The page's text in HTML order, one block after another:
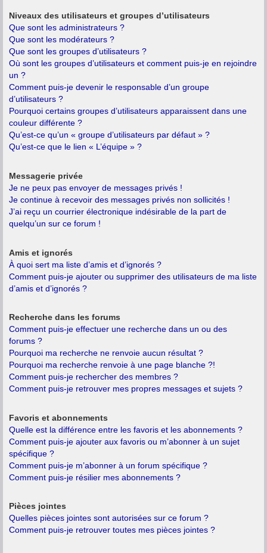
Niveaux des utilisateurs et groupes d’utilisateurs
Que sont les administrateurs ?
Que sont les modérateurs ?
Que sont les groupes d’utilisateurs ?
Où sont les groupes d’utilisateurs et comment puis-je en rejoindre
un ?
Comment puis-je devenir le responsable d’un groupe
d’utilisateurs ?
Pourquoi certains groupes d’utilisateurs apparaissent dans une
couleur différente ?
Qu’est-ce qu’un « groupe d’utilisateurs par défaut » ?
Qu’est-ce que le lien « L’équipe » ?
Messagerie privée
Je ne peux pas envoyer de messages privés !
Je continue à recevoir des messages privés non sollicités !
J’ai reçu un courrier électronique indésirable de la part de
quelqu’un sur ce forum !
Amis et ignorés
À quoi sert ma liste d’amis et d’ignorés ?
Comment puis-je ajouter ou supprimer des utilisateurs de ma liste
d’amis et d’ignorés ?
Recherche dans les forums
Comment puis-je effectuer une recherche dans un ou des
forums ?
Pourquoi ma recherche ne renvoie aucun résultat ?
Pourquoi ma recherche renvoie à une page blanche ?!
Comment puis-je rechercher des membres ?
Comment puis-je retrouver mes propres messages et sujets ?
Favoris et abonnements
Quelle est la différence entre les favoris et les abonnements ?
Comment puis-je ajouter aux favoris ou m’abonner à un sujet
spécifique ?
Comment puis-je m’abonner à un forum spécifique ?
Comment puis-je résilier mes abonnements ?
Pièces jointes
Quelles pièces jointes sont autorisées sur ce forum ?
Comment puis-je retrouver toutes mes pièces jointes ?